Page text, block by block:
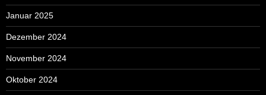
Januar 2025
Dezember 2024
November 2024
Oktober 2024